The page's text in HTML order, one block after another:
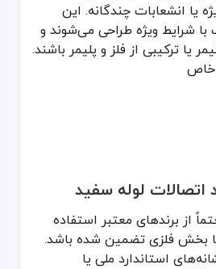
یا انشعابات چندگانه. این
شرایط ویژه طراحی می‌شوند و
ترکیبی از فلز و پلیمر باشند.
خاص
لوله سفید
از برندهای معتبر استفاده
بخش فلزی تضمین شده باشد.
استاندارد ملی یا